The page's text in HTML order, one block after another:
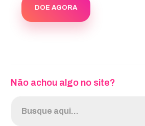
DOE AGORA
Não achou algo no site?